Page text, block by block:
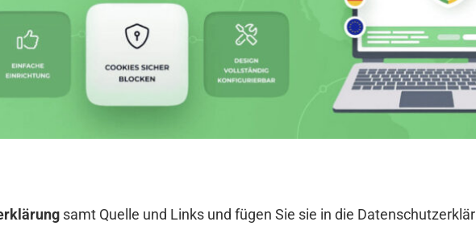
samt Quelle und Links und fügen Sie sie in die